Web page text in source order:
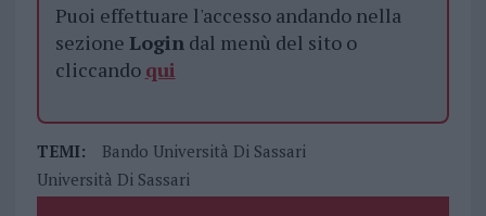
Puoi effettuare l'accesso andando nella
sezione Logindal menù del sito o
cliccando qui
TEMI:
Bando Università Di Sassari
Università Di Sassari